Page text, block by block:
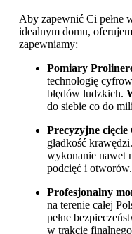
Aby zapewnić Ci pełne
idealnym domu,
zapewniamy:
Pomiary
technologię
błędów ludzkich.
do siebie co do
Precyzyjne
gładkość
wykonanie nawet
podcięć i otworów.
Profesjonalny
na terenie całej
pełne
w trakcie